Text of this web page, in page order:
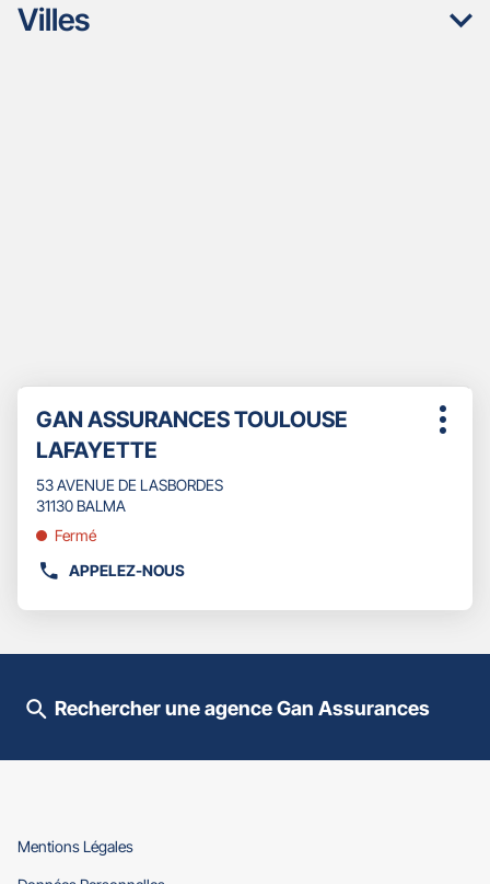
Villes
sur
touche
ENTRÉE
pour
plus
amples
informations
Point
de
vente
:
GAN ASSURANCES TOULOUSE
LAFAYETTE
53 AVENUE DE LASBORDES
31130 BALMA
Fermé
APPELEZ-NOUS
AFFICHER
POINT
VENTE
LAFAYETTE
Plus
Rechercher une agence Gan Assurances
Mentions Légales(ouvre